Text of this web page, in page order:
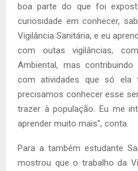
boa parte do que foi
curiosidade em conhecer,
Vigilância Sanitária, e eu
com outas vigilâncias,
Ambiental, mas
com atividades que só ela
precisamos conhecer esse
trazer à população. Eu me
aprender muito mais”, conta.
Para a também estudante
mostrou que o trabalho da